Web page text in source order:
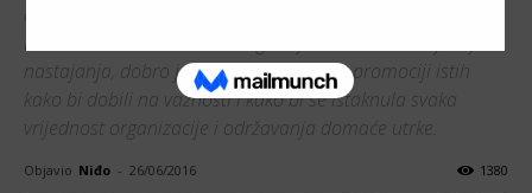
domaćim utrkama kojih je sve više u Bosni i Hercegovini.
Budući da su nove utrke i događaji vezani za trčanje u fazi
nastajanja, dobro je i poželjno raditi na promociji istih
kako bi dobili na važnosti i kako bi se istaknula svaka
vrijednost organizacije i održavanja domaće utrke.
Objavio Niđo - 26/06/2016 1380